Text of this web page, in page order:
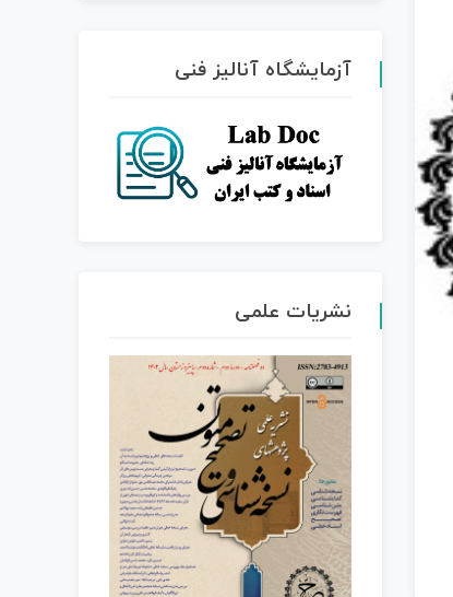
آزمایشگاه آنالیز فنی
نشریات علمی